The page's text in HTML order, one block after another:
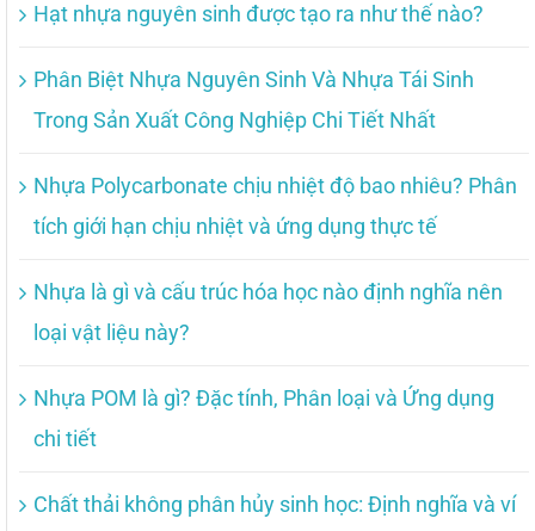
Hạt nhựa nguyên sinh được tạo ra như thế nào?
Phân Biệt Nhựa Nguyên Sinh Và Nhựa Tái Sinh
Trong Sản Xuất Công Nghiệp Chi Tiết Nhất
Nhựa Polycarbonate chịu nhiệt độ bao nhiêu? Phân
tích giới hạn chịu nhiệt và ứng dụng thực tế
Nhựa là gì và cấu trúc hóa học nào định nghĩa nên
loại vật liệu này?
Nhựa POM là gì? Đặc tính, Phân loại và Ứng dụng
chi tiết
Chất thải không phân hủy sinh học: Định nghĩa và ví